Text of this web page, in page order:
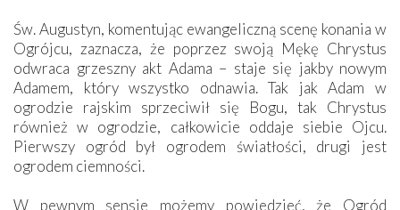
Św. Augustyn, komentując ewangeliczną scenę konania w
Ogrójcu, zaznacza, że poprzez swoją Mękę Chrystus
odwraca grzeszny akt Adama – staje się jakby nowym
Adamem, który wszystko odnawia. Tak jak Adam w
ogrodzie rajskim sprzeciwił się Bogu, tak Chrystus
również w ogrodzie, całkowicie oddaje siebie Ojcu.
Pierwszy ogród był ogrodem światłości, drugi jest
ogrodem ciemności.
W pewnym sensie możemy powiedzieć, że Ogród